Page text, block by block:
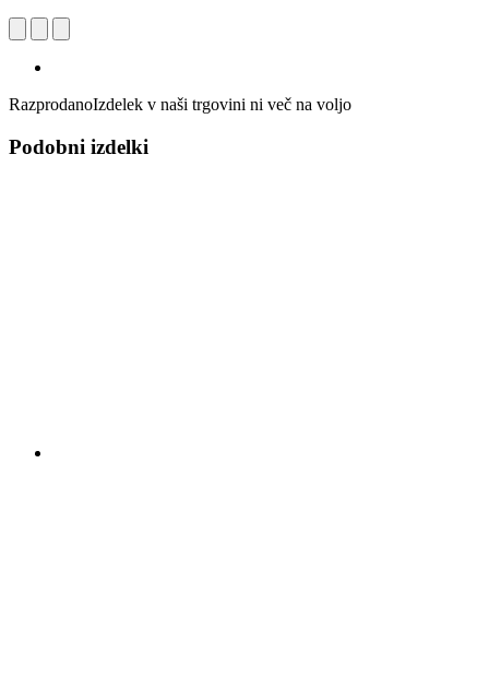
RazprodanoIzdelek v naši trgovini ni več na voljo
Podobni izdelki